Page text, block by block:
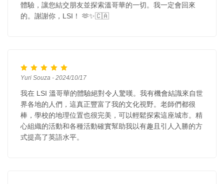
體驗，讓您結交朋友並探索溫哥華的一切。我一定會回來
的。謝謝你，LSI！ 🫶✨🇨🇦
Yuri Souza - 2024/10/17
我在 LSI 溫哥華的體驗絕對令人驚嘆。我有機會結識來自世
界各地的人們，這真正豐富了我的文化視野。老師們都很
棒，學校的地理位置也很完美，可以輕鬆探索這座城市。精
心組織的活動和各種活動確實幫助我以有趣且引人入勝的方
式提高了英語水平。